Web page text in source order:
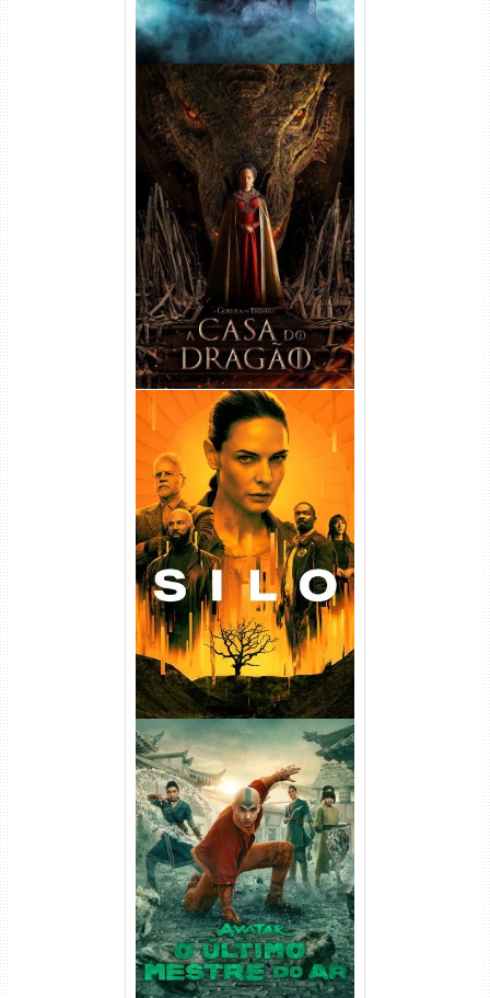
A Casa do Dragão 1ª
Temporada Torrent (2022)
WEB-DL 720p/1080p Dual
Áudio
Silo 1ª Temporada Torrent
(2023) WEB-DL
720p/1080p/4K Dual Áudio
Avatar: O Último Mestre do
Ar 2ª Temporada Torrent
(2026) WEB-DL 1080p Dual
Áudio